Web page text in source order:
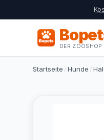
DER ZOOSHOP
Startseite /Hunde /